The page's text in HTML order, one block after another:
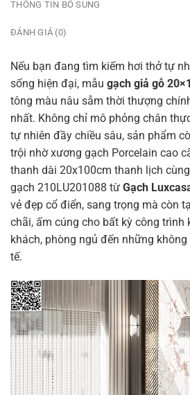
THÔNG TIN BỔ SUNG
ĐÁNH GIÁ (0)
Nếu bạn đang tìm kiếm hơi thở tự
sống hiện đại, mẫu gạch giả gỗ
tông màu nâu sẫm thời thượng
nhất. Không chỉ mô phỏng chân
tự nhiên đầy chiều sâu, sản phẩm
trội nhờ xương gạch Porcelain cao
thanh dài 20x100cm thanh lịch
gạch 210LU201088 từ Gạch
vẻ đẹp cổ điển, sang trọng mà còn
chãi, ấm cúng cho bất kỳ công trình
khách, phòng ngủ đến những
tế.